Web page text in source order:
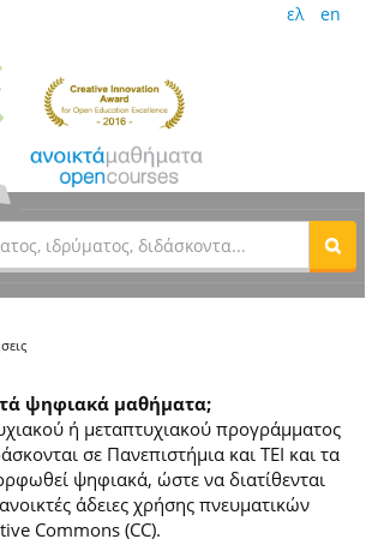
ελ en
ψηφιακά μαθήματα;
ή μεταπτυχιακού προγράμματος
σε Πανεπιστήμια και ΤΕΙ και τα
ψηφιακά, ώστε να διατίθενται
άδειες χρήσης πνευματικών
Commons (CC).